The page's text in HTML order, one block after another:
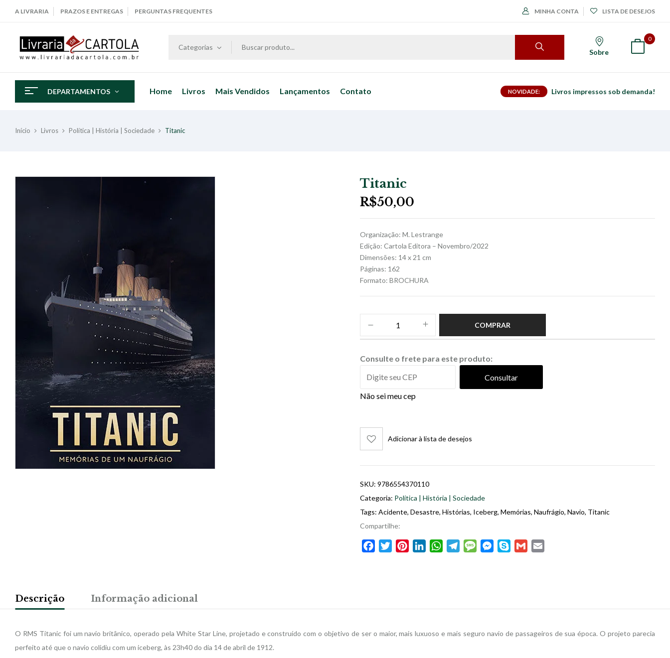
A LIVRARIA PRAZOS E ENTREGAS PERGUNTAS FREQUENTES MINHA CONTA LISTA DE DESEJOS
Categorias
Sobre
0
DEPARTAMENTOS Home Livros Mais Vendidos Lançamentos Contato NOVIDADE: Livros impressos sob demanda!
Início Livros Política | História | Sociedade Titanic
Titanic
R$50,00
Organização: M. Lestrange
Edição: Cartola Editora – Novembro/2022
Dimensões: 14 x 21 cm
Páginas: 162
Formato: BROCHURA
COMPRAR
Consulte o frete para este produto:
Consultar
Não sei meu cep
Adicionar à lista de desejos
SKU: 9786554370110
Categoria: Política | História | Sociedade
Tags: Acidente, Desastre, Histórias, Iceberg, Memórias, Naufrágio, Navio, Titanic
Compartilhe:
FacebookTwitterPinterestLinkedInWhatsAppTelegramMessageMessenger
Skype Gmail
Descrição Informação adicional
O RMS Titanic foi um navio britânico, operado pela White Star Line, projetado e construído com o objetivo de ser o maior, mais luxuoso e mais seguro navio de passageiros de sua época. O projeto parecia
perfeito até que o navio colidiu com um iceberg, às 23h40 do dia 14 de abril de 1912.